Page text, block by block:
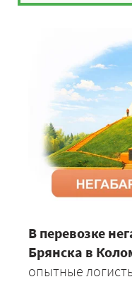
В перевозке
Брянска в
опытные